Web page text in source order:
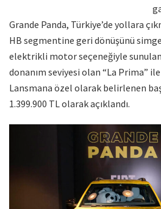
Grande Panda, Türkiye’de yollara
HB segmentine geri dönüşünü
elektrikli motor seçeneğiyle
donanım seviyesi olan “La Prima”
Lansmana özel olarak belirlenen
1.399.900 TL olarak açıklandı.